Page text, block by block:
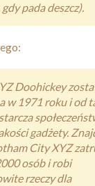
gdy pada deszcz).
Doohickey
w 1971 roku i od
gadżety.
City XYZ
osób i robi
rzeczy dla